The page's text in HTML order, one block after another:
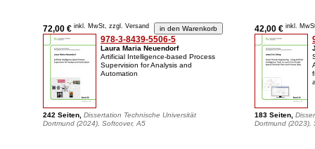
72,00 € inkl. MwSt, zzgl. Versand
978-3-8439-5506-5
Laura Maria Neuendorf
Artificial Intelligence-based Process
Supervision for Analysis and
Automation
242 Seiten, Dissertation Technische Universität
Dortmund (2024), Softcover, A5
42,00 € inkl.
183 Seiten,
Dortmund (2023),